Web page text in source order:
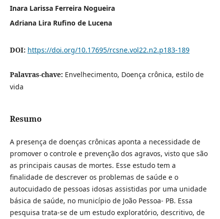
Inara Larissa Ferreira Nogueira
Adriana Lira Rufino de Lucena
DOI: https://doi.org/10.17695/rcsne.vol22.n2.p183-189
Palavras-chave: Envelhecimento, Doença crônica, estilo de
vida
Resumo
A presença de doenças crônicas aponta a necessidade de
promover o controle e prevenção dos agravos, visto que são
as principais causas de mortes. Esse estudo tem a
finalidade de descrever os problemas de saúde e o
autocuidado de pessoas idosas assistidas por uma unidade
básica de saúde, no município de João Pessoa- PB. Essa
pesquisa trata-se de um estudo exploratório, descritivo, de